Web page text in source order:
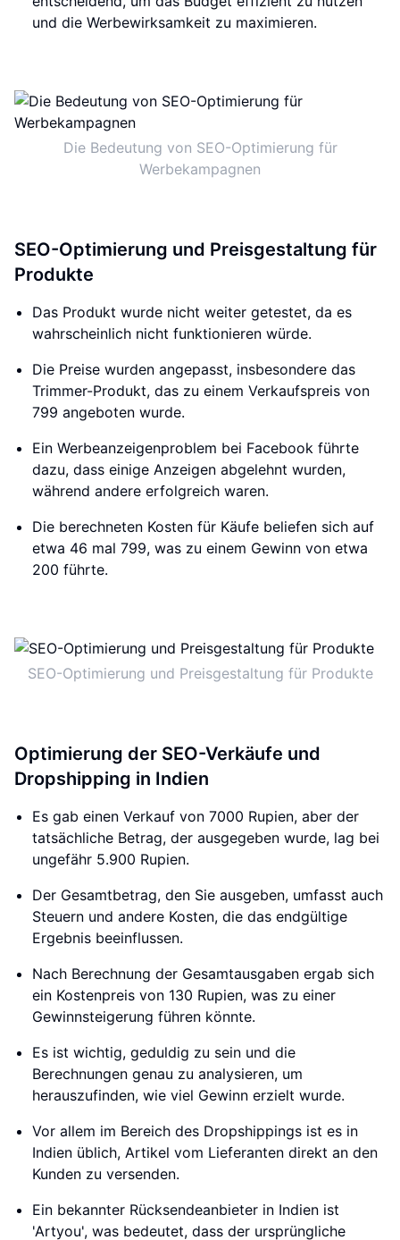
und die Werbewirksamkeit zu maximieren.
Die Bedeutung von SEO-Optimierung für
Werbekampagnen
SEO-Optimierung und Preisgestaltung für
Produkte
Das Produkt wurde nicht weiter getestet, da es
wahrscheinlich nicht funktionieren würde.
Die Preise wurden angepasst, insbesondere das
Trimmer-Produkt, das zu einem Verkaufspreis von
799 angeboten wurde.
Ein Werbeanzeigenproblem bei Facebook führte
dazu, dass einige Anzeigen abgelehnt wurden,
während andere erfolgreich waren.
Die berechneten Kosten für Käufe beliefen sich auf
etwa 46 mal 799, was zu einem Gewinn von etwa
200 führte.
SEO-Optimierung und Preisgestaltung für Produkte
Optimierung der SEO-Verkäufe und
Dropshipping in Indien
Es gab einen Verkauf von 7000 Rupien, aber der
tatsächliche Betrag, der ausgegeben wurde, lag bei
ungefähr 5.900 Rupien.
Der Gesamtbetrag, den Sie ausgeben, umfasst auch
Steuern und andere Kosten, die das endgültige
Ergebnis beeinflussen.
Nach Berechnung der Gesamtausgaben ergab sich
ein Kostenpreis von 130 Rupien, was zu einer
Gewinnsteigerung führen könnte.
Es ist wichtig, geduldig zu sein und die
Berechnungen genau zu analysieren, um
herauszufinden, wie viel Gewinn erzielt wurde.
Vor allem im Bereich des Dropshippings ist es in
Indien üblich, Artikel vom Lieferanten direkt an den
Kunden zu versenden.
Ein bekannter Rücksendeanbieter in Indien ist
'Artyou', was bedeutet, dass der ursprüngliche